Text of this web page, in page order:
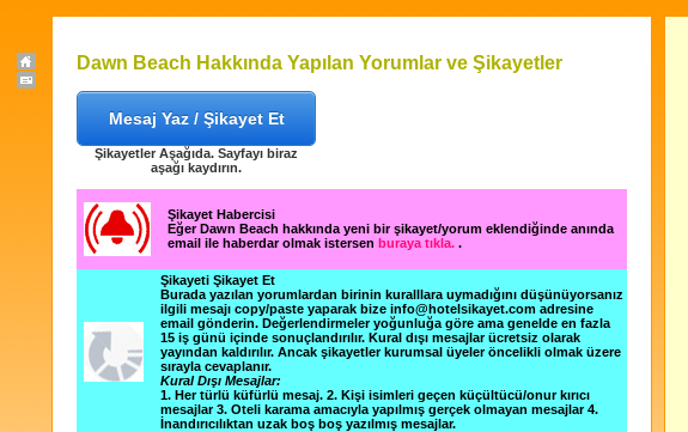
Dawn Beach Hakkında Yapılan Yorumlar ve Şikayetler
Mesaj Yaz / Şikayet Et
Şikayetler Aşağıda. Sayfayı biraz
aşağı kaydırın.
Şikayet Habercisi
Eğer Dawn Beach hakkında yeni bir şikayet/yorum eklendiğinde anında
email ile haberdar olmak istersen buraya tıkla. .
Şikayeti Şikayet Et
Burada yazılan yorumlardan birinin kuralllara uymadığını düşünüyorsanız
ilgili mesajı copy/paste yaparak bize info@hotelsikayet.com adresine
email gönderin. Değerlendirmeler yoğunluğa göre ama genelde en fazla
15 iş günü içinde sonuçlandırılır. Kural dışı mesajlar ücretsiz olarak
yayından kaldırılır. Ancak şikayetler kurumsal üyeler öncelikli olmak üzere
sırayla cevaplanır.
Kural Dışı Mesajlar:
1. Her türlü küfürlü mesaj. 2. Kişi isimleri geçen küçültücü/onur kırıcı
mesajlar 3. Oteli karama amacıyla yapılmış gerçek olmayan mesajlar 4.
İnandırıcılıktan uzak boş boş yazılmış mesajlar.